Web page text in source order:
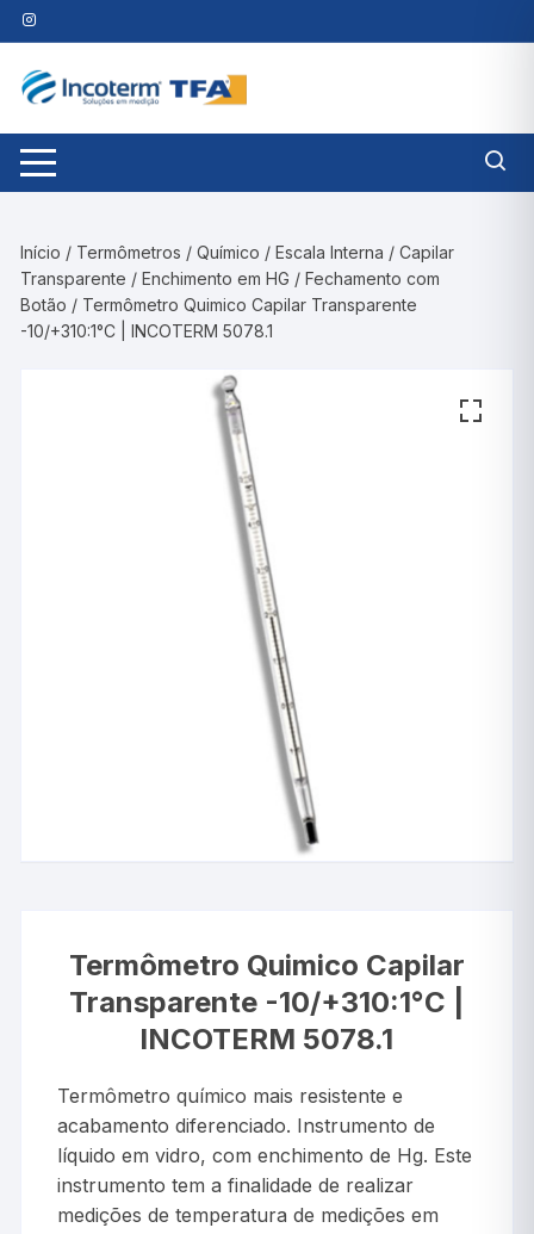
Pular
para
conteúdo
Início / Termômetros /Químico /Escala Interna /Capilar
Transparente /Enchimento em HG /Fechamento com
Botão / Termômetro Quimico Capilar Transparente
-10/+310:1°C | INCOTERM 5078.1
Termômetro Quimico Capilar
Transparente -10/+310:1°C |
INCOTERM 5078.1
Termômetro químico mais resistente e
acabamento diferenciado. Instrumento de
líquido em vidro, com enchimento de Hg. Este
instrumento tem a finalidade de realizar
medições de temperatura de medições em